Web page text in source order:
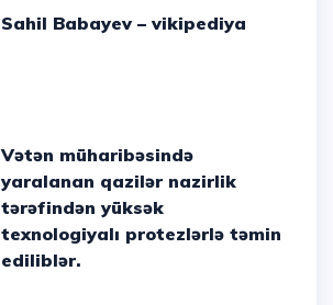
Sahil Babayev – vikipediya
Vətən müharibəsində
yaralanan qazilər nazirlik
tərəfindən yüksək
texnologiyalı protezlərlə təmin
ediliblər.